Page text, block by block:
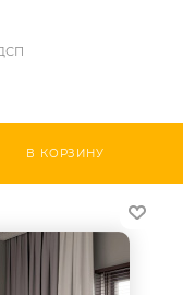
В КОРЗИНУ